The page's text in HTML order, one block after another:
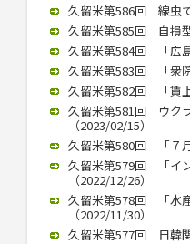
久留米第586回 線虫
久留米第585回 自損
久留米第584回 「広
久留米第583回 「衆
久留米第582回 「賃
久留米第581回 ウク
（2023/02/15）
久留米第580回 「７
久留米第579回 「イ
（2022/12/26）
久留米第578回 「水
（2022/11/30）
久留米第577回 日韓